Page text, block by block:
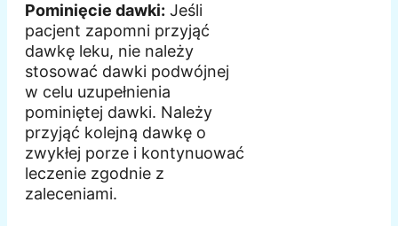
Pominięcie dawki: Jeśli
pacjent zapomni przyjąć
dawkę leku, nie należy
stosować dawki podwójnej
w celu uzupełnienia
pominiętej dawki. Należy
przyjąć kolejną dawkę o
zwykłej porze i kontynuować
leczenie zgodnie z
zaleceniami.